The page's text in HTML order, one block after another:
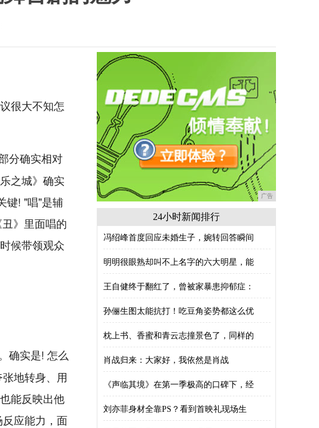
很大不知怎
分确实相对
之城》确实
键! "唱"是辅
》里面唱的
候带领观众
确实是! 怎么
地转身、用
能反映出他
应能力，面
广告
24小时新闻排行
冯绍峰首度回应未婚生子，婉转回答瞬间
明明很眼熟却叫不上名字的六大明星，能
王自健终于翻红了，曾被家暴患抑郁症：
孙俪生图太能抗打！吃豆角姿势都这么优
枕上书、香蜜和青云志撞景色了，同样的
肖战归来：大家好，我依然是肖战
《声临其境》在第一季极高的口碑下，经
刘亦菲身材全靠PS？看到首映礼现场生